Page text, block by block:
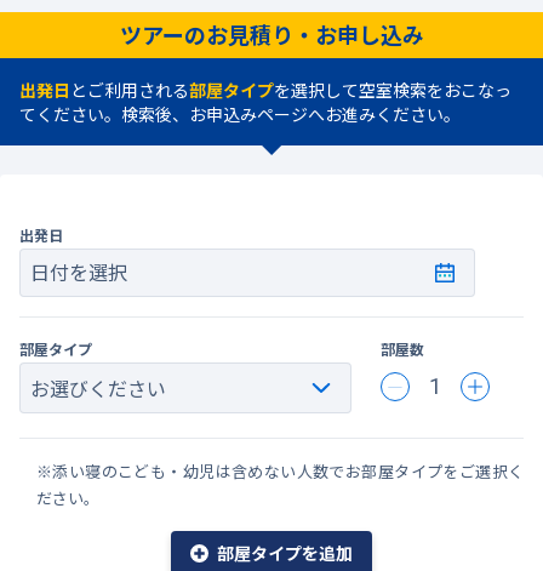
ツアーのお見積り・お申し込み
出発日 とご利用される部屋タイプを選択して空室検索をおこなっ
てください。検索後、お申込みページへお進みください。
出発日
日付を選択
部屋タイプ 部屋数
1
※添い寝のこども・幼児は含めない人数でお部屋タイプをご選択く
ださい。
部屋タイプを追加